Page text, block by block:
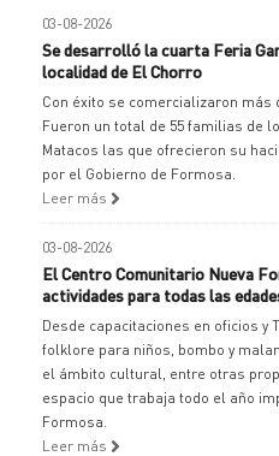
03-08-2026
Se desarrolló la cuarta Feria
localidad de El Chorro
Con éxito se comercializaron más
Fueron un total de 55 familias de
Matacos las que ofrecieron su
por el Gobierno de Formosa.
Leer más
03-08-2026
El Centro Comunitario Nueva
actividades para todas las
Desde capacitaciones en oficios y
folklore para niños, bombo y
el ámbito cultural, entre otras
espacio que trabaja todo el año
Formosa.
Leer más